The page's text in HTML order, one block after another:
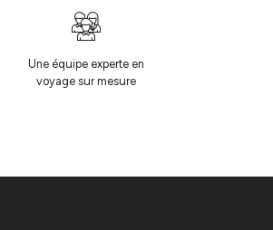
Une équipe experte en
voyage sur mesure